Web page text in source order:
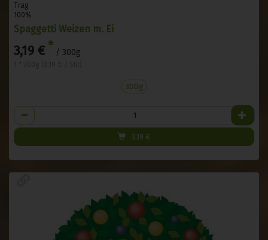
Trag
100%
Spaggetti Weizen m. Ei
3,19 € * / 300g
300g
Anzahl
3,19 €